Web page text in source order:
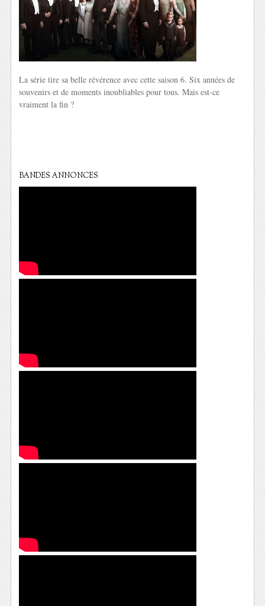
La série tire sa belle révérence avec cette saison 6. Six années de
souvenirs et de moments inoubliables pour tous. Mais est-ce
vraiment la fin ?
BANDES ANNONCES